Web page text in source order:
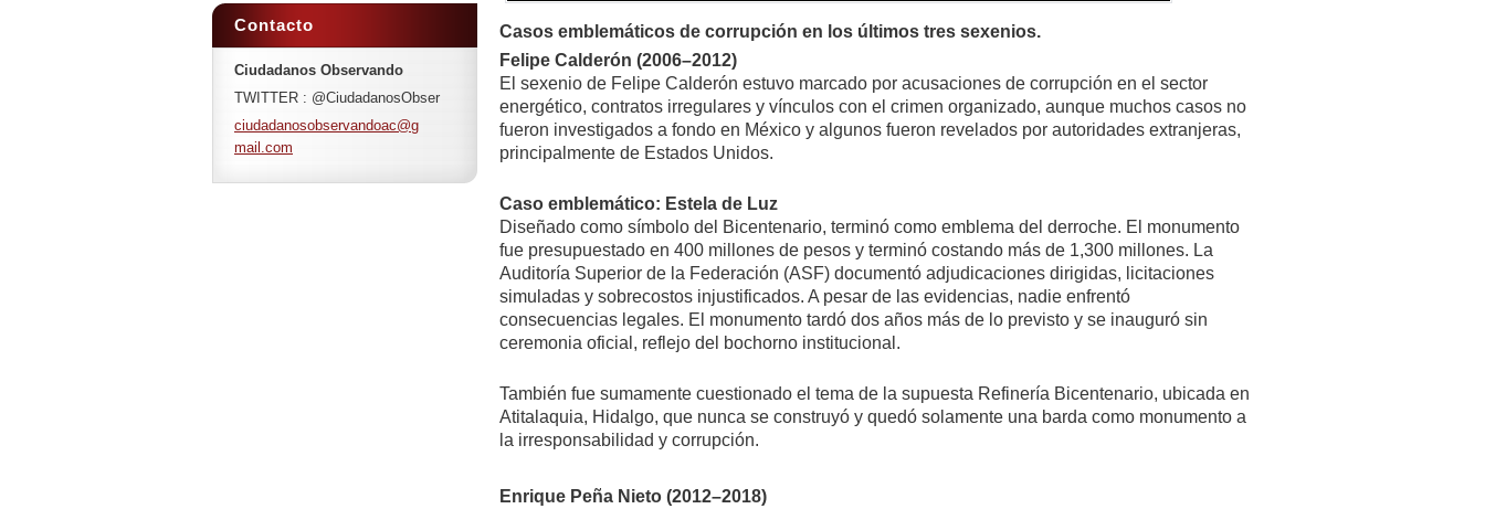
Casos emblemáticos de corrupción en los últimos tres sexenios.
Felipe Calderón (2006–2012)
El sexenio de Felipe Calderón estuvo marcado por acusaciones de corrupción en el sector
energético, contratos irregulares y vínculos con el crimen organizado, aunque muchos casos no
fueron investigados a fondo en México y algunos fueron revelados por autoridades extranjeras,
principalmente de Estados Unidos.
Caso emblemático: Estela de Luz
Diseñado como símbolo del Bicentenario, terminó como emblema del derroche. El monumento
fue presupuestado en 400 millones de pesos y terminó costando más de 1,300 millones. La
Auditoría Superior de la Federación (ASF) documentó adjudicaciones dirigidas, licitaciones
simuladas y sobrecostos injustificados. A pesar de las evidencias, nadie enfrentó
consecuencias legales. El monumento tardó dos años más de lo previsto y se inauguró sin
ceremonia oficial, reflejo del bochorno institucional.
También fue sumamente cuestionado el tema de la supuesta Refinería Bicentenario, ubicada en
Atitalaquia, Hidalgo, que nunca se construyó y quedó solamente una barda como monumento a
la irresponsabilidad y corrupción.
Enrique Peña Nieto (2012–2018)
Contacto
Ciudadanos Observando
TWITTER : @CiudadanosObser
ciudadanosobservandoac@g
mail.com